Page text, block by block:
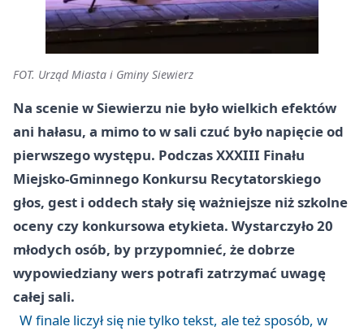
FOT. Urząd Miasta i Gminy Siewierz
Na scenie w Siewierzu nie było wielkich efektów
ani hałasu, a mimo to w sali czuć było napięcie od
pierwszego występu. Podczas XXXIII Finału
Miejsko-Gminnego Konkursu Recytatorskiego
głos, gest i oddech stały się ważniejsze niż szkolne
oceny czy konkursowa etykieta. Wystarczyło 20
młodych osób, by przypomnieć, że dobrze
wypowiedziany wers potrafi zatrzymać uwagę
całej sali.
W finale liczył się nie tylko tekst, ale też sposób, w